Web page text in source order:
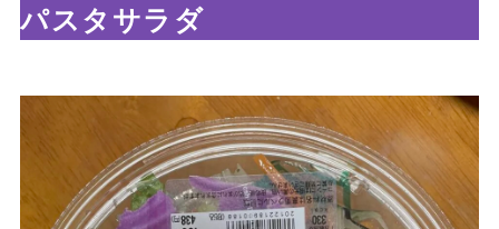
パスタサラダ